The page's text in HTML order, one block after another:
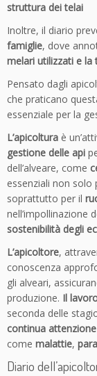
struttura dei telai
Inoltre, il diario
famiglie, dove
melari utilizzati e
Pensato dagli
che praticano
essenziale per la
L’apicoltura è
gestione delle api
dell’alveare, come
essenziali non solo
soprattutto per il
nell’impollinazione
sostenibilità degli
L’apicoltore,
conoscenza
gli alveari,
produzione. Il
seconda delle
continua
come malattie,
Diario